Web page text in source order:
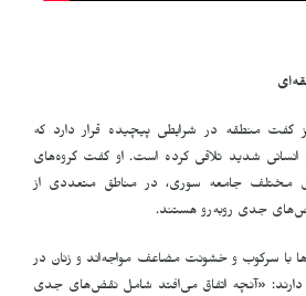
گفت منطقه در شرایطی پیچیده قرار دارد که
شدید تلاقی کرده است. او گفت گروه‌های
مختلف جامعه سوری، در مناطق متعددی از
جدی روبه‌رو هستند.
با سركوب و خشونت مضاعف مواجه‌اند و زنان در
«آنچه اتفاق می‌افتد شامل نقض‌های جدی